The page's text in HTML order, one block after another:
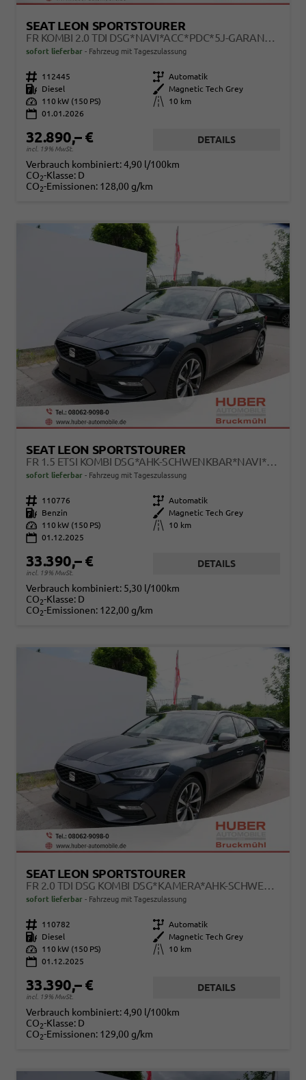
SEAT LEON SPORTSTOURER
FR KOMBI 2.0 TDI DSG*NAVI*ACC*PDC*5J-GARANTIE*LED*SHZ*TEMPOMAT*18-ZOLL*SOFORT-VERFÜGBAR
sofort lieferbar Fahrzeug mit Tageszulassung
Fahrzeugnr. 112445 Getriebe Automatik
Kraftstoff
Diesel Außenfarbe
Magnetic Tech Grey
Leistung
110 kW (150 PS) Kilometerstand
10 km
01.01.2026
32.890,– €
incl. 19% MwSt.
DETAILS
Verbrauch kombiniert:4,90 l/100km
CO2-Klasse: D
CO2-Emissionen: 128,00 g/km
SEAT LEON SPORTSTOURER
FR 1.5 ETSI KOMBI DSG*AHK-SCHWENKBAR*NAVI*TEMPOMAT*3-ZONE KILMAAUTOMATIK
sofort lieferbar Fahrzeug mit Tageszulassung
Fahrzeugnr. 110776 Getriebe Automatik
Kraftstoff
Benzin Außenfarbe
Magnetic Tech Grey
Leistung
110 kW (150 PS) Kilometerstand
10 km
01.12.2025
33.390,– €
incl. 19% MwSt.
DETAILS
Verbrauch kombiniert: 5,30 l/100km
CO2-Klasse: D
CO2-Emissionen: 122,00 g/km
SEAT LEON SPORTSTOURER
FR 2.0 TDI DSG KOMBI DSG*KAMERA*AHK-SCHWENKBAR*NAVI*TEMPOMAT*WINTERPAKET*
sofort lieferbar Fahrzeug mit Tageszulassung
Fahrzeugnr. 110782 Getriebe Automatik
Kraftstoff
Diesel Außenfarbe
Magnetic Tech Grey
Leistung
110 kW (150 PS) Kilometerstand
10 km
01.12.2025
33.390,– €
incl. 19% MwSt.
DETAILS
Verbrauch kombiniert:4,90 l/100km
CO2-Klasse: D
CO2-Emissionen: 129,00 g/km